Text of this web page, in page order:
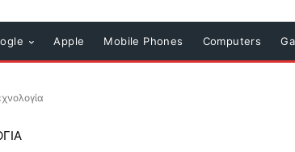
Apple Mobile Phones Computers